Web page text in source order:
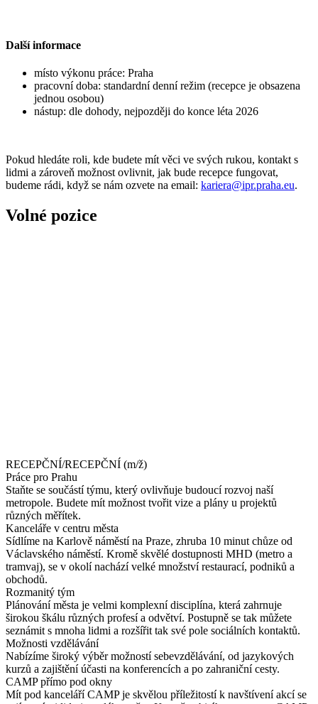
Další informace
místo výkonu práce: Praha
pracovní doba: standardní denní režim (recepce je obsazena
jednou osobou)
nástup: dle dohody, nejpozději do konce léta 2026
Pokud hledáte roli, kde budete mít věci ve svých rukou, kontakt s
lidmi a zároveň možnost ovlivnit, jak bude recepce fungovat,
budeme rádi, když se nám ozvete na email: kariera@ipr.praha.eu.
Volné pozice
RECEPČNÍ/RECEPČNÍ (m/ž)
Práce pro Prahu
Staňte se součástí týmu, který ovlivňuje budoucí rozvoj naší
metropole. Budete mít možnost tvořit vize a plány u projektů
různých měřítek.
Kanceláře v centru města
Sídlíme na Karlově náměstí na Praze, zhruba 10 minut chůze od
Václavského náměstí. Kromě skvělé dostupnosti MHD (metro a
tramvaj), se v okolí nachází velké množství restaurací, podniků a
obchodů.
Rozmanitý tým
Plánování města je velmi komplexní disciplína, která zahrnuje
širokou škálu různých profesí a odvětví. Postupně se tak můžete
seznámit s mnoha lidmi a rozšířit tak své pole sociálních kontaktů.
Možnosti vzdělávání
Nabízíme široký výběr možností sebevzdělávání, od jazykových
kurzů a zajištění účasti na konferencích a po zahraniční cesty.
CAMP přímo pod okny
Mít pod kanceláří CAMP je skvělou příležitostí k navštívení akcí se